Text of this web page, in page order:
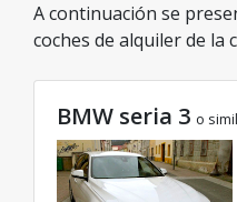
A continuación se
coches de alquiler de la
modelo ideal de la
tarifas excelentes
BMW seria 3 o